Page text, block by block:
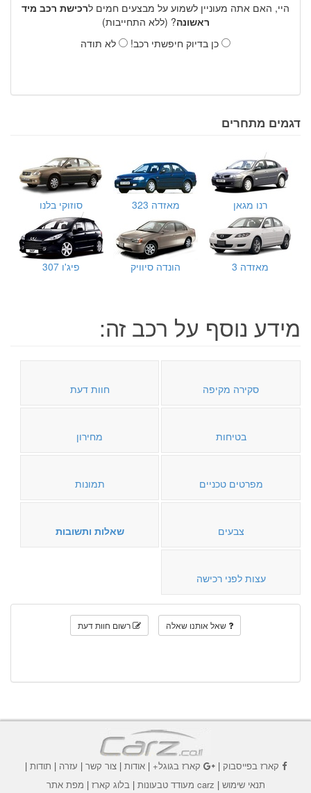
היי, האם אתה מעוניין לשמוע על מבצעים חמים לרכישת רכב מיד
ראשונה? (ללא התחייבות)
כן בדיוק חיפשתי רכב!
לא תודה
דגמים מתחרים
רנו מגאן מאזדה 323 סוזוקי בלנו
מאזדה 3 הונדה סיוויק פיג'ו 307
מידע נוסף על רכב זה:
סקירה מקיפה חוות דעת
בטיחות מחירון
מפרטים טכניים תמונות
צבעים שאלות ותשובות
עצות לפני רכישה
שאל אותנו שאלה רשום חוות דעת
קארז בפייסבוק| קארז בגוגל+|אודות |צור קשר | עזרה | תודות |
תנאי שימוש | carz מעודד טבעונות |בלוג קארז | מפת אתר